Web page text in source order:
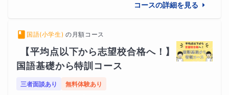
コースの詳細を見る
国語(小学生) の 月額コース
【平均点以下から志望校合格へ！】
国語基礎から特訓コース
三者面談あり 無料体験あり